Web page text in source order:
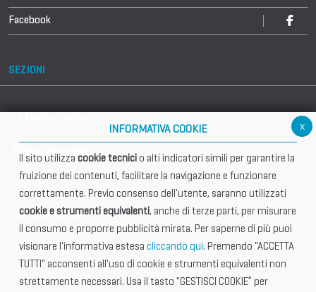
Facebook
SEZIONI
Info utili
Documentazione
Informazione importante
Vetrina Espositori
x
INFORMATIVA COOKIE
Il sito utilizza cookie tecnicio alti indicatori simili per garantire la
fruizione dei contenuti, facilitare la navigazione e funzionare
correttamente. Previo consenso dell'utente, saranno utilizzati
cookie e strumenti equivalenti, anche di terze parti, per misurare
il consumo e proporre pubblicità mirata. Per saperne di più puoi
visionare l'informativa estesa cliccando qui. Premendo "ACCETTA
TUTTI" acconsenti all'uso di cookie e strumenti equivalenti non
strettamente necessari. Usa il tasto "GESTISCI COOKIE” per